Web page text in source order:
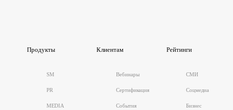
Продукты
SM
PR
MEDIA
Клиентам
Вебинары
Сертификация
События
Рейтинги
СМИ
Соцмедиа
Бизнес